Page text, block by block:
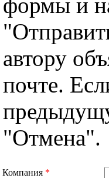
автору
почте.
"Отмена".
Компания *